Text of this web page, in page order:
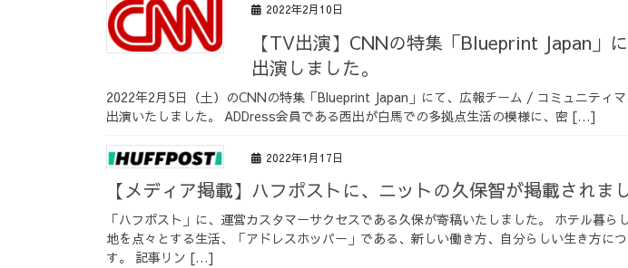
2022年2月10日
【TV出演】CNNの特集「Blueprint Japan」
出演しました。
2022年2月5日（土）のCNNの特集「Blueprint Japan」にて、広報チーム / コミュニティ
出演いたしました。 ADDress会員である西出が白馬での多拠点生活の模様に、密 […]
2022年1月17日
【メディア掲載】ハフポストに、ニットの久保智が掲載されまし
「ハフポスト」に、運営カスタマーサクセスである久保が寄稿いたしました。 ホテル暮ら
地を点々とする生活、「アドレスホッパー」である、新しい働き方、自分らしい生き方に
す。 記事リン […]